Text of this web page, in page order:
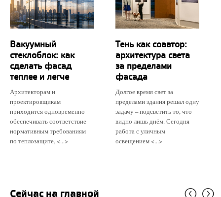
Вакуумный
стеклоблок: как
сделать фасад
теплее и легче
Архитекторам и
проектировщикам
приходится одновременно
обеспечивать соответствие
нормативным требованиям
по теплозащите, <...>
Тень как соавтор:
архитектура света
за пределами
фасада
Долгое время свет за
пределами здания решал одну
задачу – подсветить то, что
видно лишь днём. Сегодня
работа с уличным
освещением <...>
Сейчас на главной